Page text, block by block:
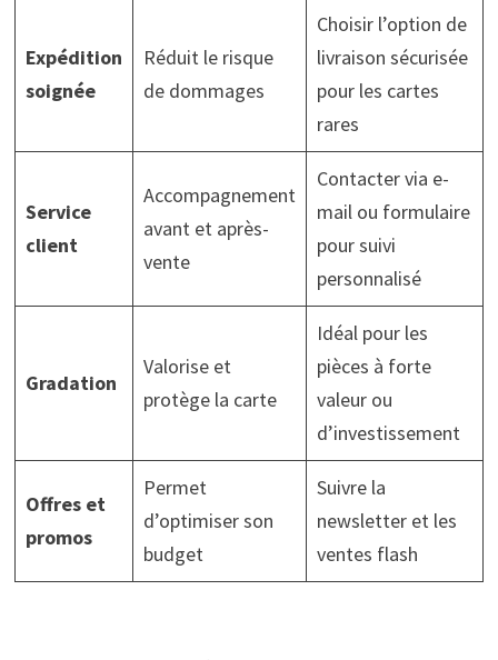
Expédition
soignée
Réduit le risque
de dommages
Choisir l’option de
livraison sécurisée
pour les cartes
rares
Service
client
Accompagnement
avant et après-
vente
Contacter via e-
mail ou formulaire
pour suivi
personnalisé
Gradation
Valorise et
protège la carte
Idéal pour les
pièces à forte
valeur ou
d’investissement
Offres et
promos
Permet
d’optimiser son
budget
Suivre la
newsletter et les
ventes flash